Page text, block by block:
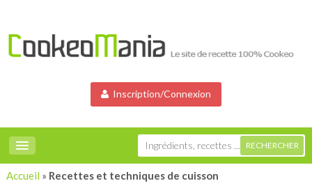
Inscription/Connexion
Accueil » Recettes et techniques de cuisson